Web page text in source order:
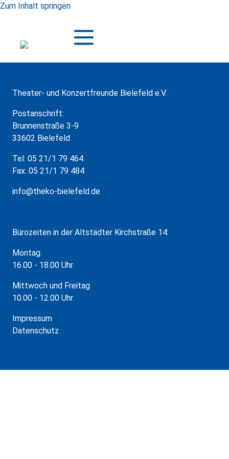
Zum Inhalt springen
Theater- und Konzertfreunde Bielefeld e.V.
Postanschrift:
Brunnenstraße 3-9
33602 Bielefeld
Tel: 05 21/1 79 464
Fax: 05 21/1 79 484
info@theko-bielefeld.de
Bürozeiten in der Altstädter Kirchstraße 14:
Montag
16.00 - 18.00 Uhr
Mittwoch und Freitag
10.00 - 12.00 Uhr
Impressum
Datenschutz